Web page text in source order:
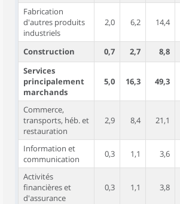
Fabrication
d'autres produits
industriels
2,0 6,2 14,4
Construction 0,7 2,7 8,8
Services
principalement
marchands
5,0 16,3 49,3
Commerce,
transports, héb. et
restauration
2,9 8,4 21,1
Information et
communication
0,3 1,1 3,6
Activités
financières et
d'assurance
0,3 1,1 3,8